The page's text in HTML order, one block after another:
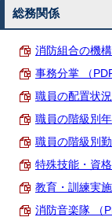
総務関係
消防組合の機
事務分掌 （
職員の配置状
職員の階級別
職員の階級別
特殊技能・資
教育・訓練実
消防音楽隊 （